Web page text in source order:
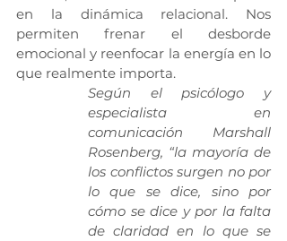
en la dinámica relacional. Nos
permiten frenar el desborde
emocional y reenfocar la energía en lo
que realmente importa.
Según el psicólogo y
especialista en
comunicación Marshall
Rosenberg, “la mayoría de
los conflictos surgen no por
lo que se dice, sino por
cómo se dice y por la falta
de claridad en lo que se